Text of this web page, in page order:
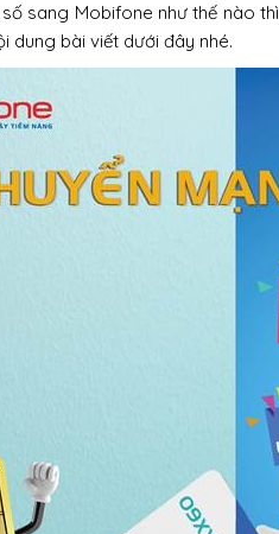
sang Mobifone như thế nào
dung bài viết dưới đây nhé.